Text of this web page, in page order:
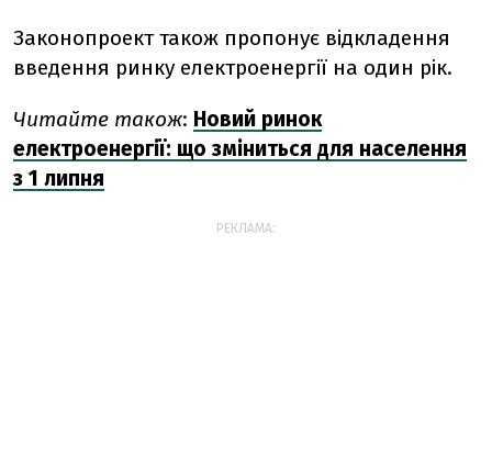
Законопроект також пропонує відкладення
введення ринку електроенергії на один рік.
Читайте також: Новий ринок
електроенергії: що зміниться для населення
з 1 липня
РЕКЛАМА: